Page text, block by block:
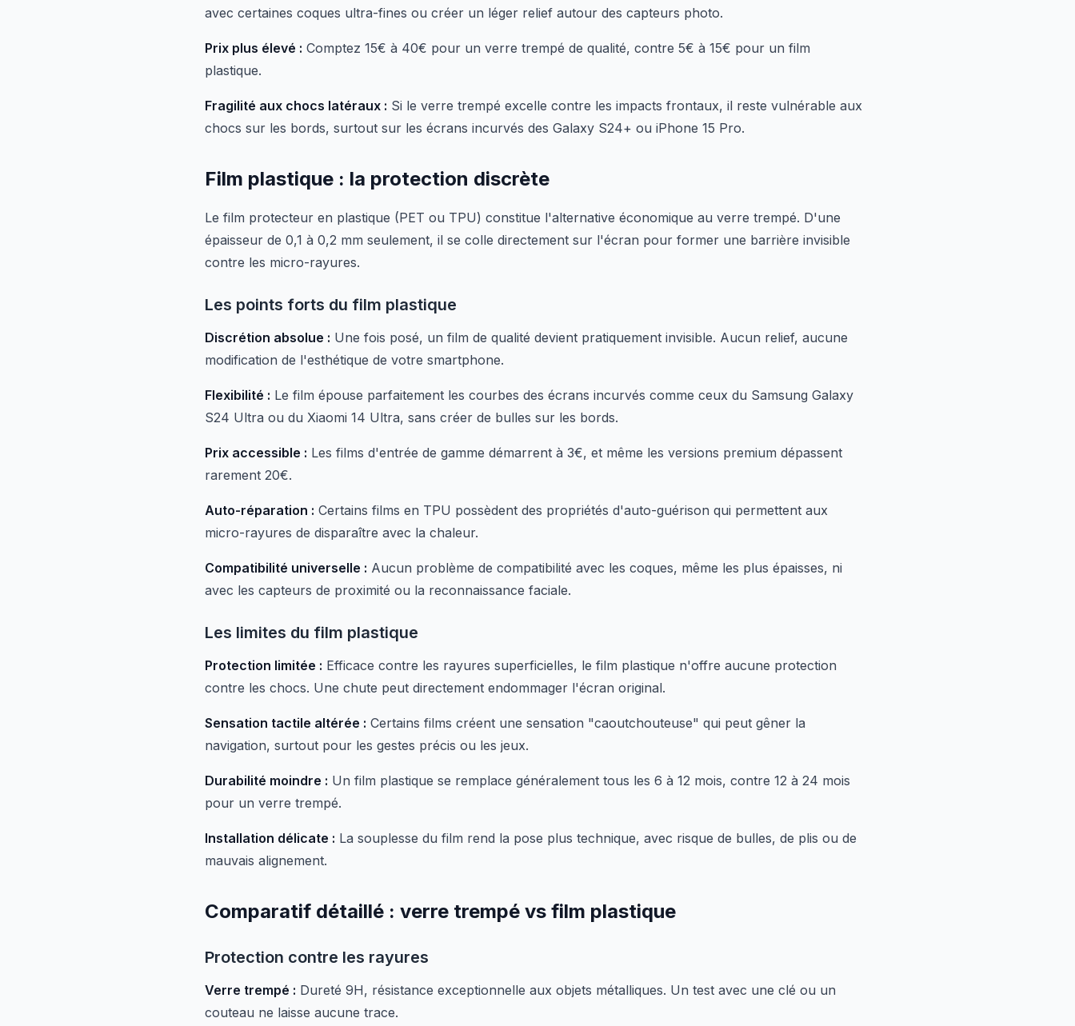
avec certaines coques ultra-fines ou créer un léger relief autour des capteurs photo.
Prix plus élevé : Comptez 15€ à 40€ pour un verre trempé de qualité, contre 5€ à 15€ pour un film
plastique.
Fragilité aux chocs latéraux : Si le verre trempé excelle contre les impacts frontaux, il reste vulnérable aux
chocs sur les bords, surtout sur les écrans incurvés des Galaxy S24+ ou iPhone 15 Pro.
Film plastique : la protection discrète
Le film protecteur en plastique (PET ou TPU) constitue l'alternative économique au verre trempé. D'une
épaisseur de 0,1 à 0,2 mm seulement, il se colle directement sur l'écran pour former une barrière invisible
contre les micro-rayures.
Les points forts du film plastique
Discrétion absolue : Une fois posé, un film de qualité devient pratiquement invisible. Aucun relief, aucune
modification de l'esthétique de votre smartphone.
Flexibilité : Le film épouse parfaitement les courbes des écrans incurvés comme ceux du Samsung Galaxy
S24 Ultra ou du Xiaomi 14 Ultra, sans créer de bulles sur les bords.
Prix accessible : Les films d'entrée de gamme démarrent à 3€, et même les versions premium dépassent
rarement 20€.
Auto-réparation : Certains films en TPU possèdent des propriétés d'auto-guérison qui permettent aux
micro-rayures de disparaître avec la chaleur.
Compatibilité universelle : Aucun problème de compatibilité avec les coques, même les plus épaisses, ni
avec les capteurs de proximité ou la reconnaissance faciale.
Les limites du film plastique
Protection limitée : Efficace contre les rayures superficielles, le film plastique n'offre aucune protection
contre les chocs. Une chute peut directement endommager l'écran original.
Sensation tactile altérée : Certains films créent une sensation "caoutchouteuse" qui peut gêner la
navigation, surtout pour les gestes précis ou les jeux.
Durabilité moindre : Un film plastique se remplace généralement tous les 6 à 12 mois, contre 12 à 24 mois
pour un verre trempé.
Installation délicate : La souplesse du film rend la pose plus technique, avec risque de bulles, de plis ou de
mauvais alignement.
Comparatif détaillé : verre trempé vs film plastique
Protection contre les rayures
Verre trempé : Dureté 9H, résistance exceptionnelle aux objets métalliques. Un test avec une clé ou un
couteau ne laisse aucune trace.